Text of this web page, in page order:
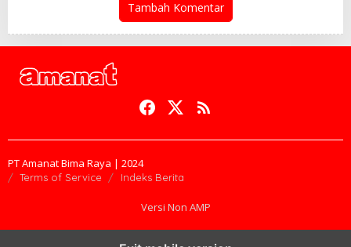
Tambah Komentar
PT Amanat Bima Raya | 2024
Terms of Service Indeks Berita
Versi Non AMP